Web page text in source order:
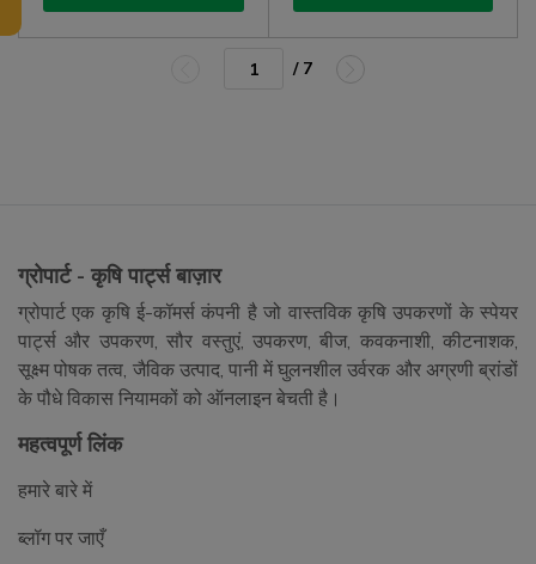
/ 7
ग्रोपार्ट - कृषि पार्ट्स बाज़ार
ग्रोपार्ट एक कृषि ई-कॉमर्स कंपनी है जो वास्तविक कृषि उपकरणों के स्पेयर
पार्ट्स और उपकरण, सौर वस्तुएं, उपकरण, बीज, कवकनाशी, कीटनाशक,
सूक्ष्म पोषक तत्व, जैविक उत्पाद, पानी में घुलनशील उर्वरक और अग्रणी ब्रांडों
के पौधे विकास नियामकों को ऑनलाइन बेचती है।
महत्वपूर्ण लिंक
हमारे बारे में
ब्लॉग पर जाएँ